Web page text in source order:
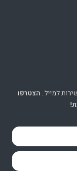
למייל. הצטרפו